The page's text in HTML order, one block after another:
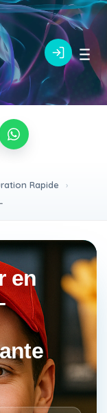
Rapide
›
formation diplômante bac+3
en